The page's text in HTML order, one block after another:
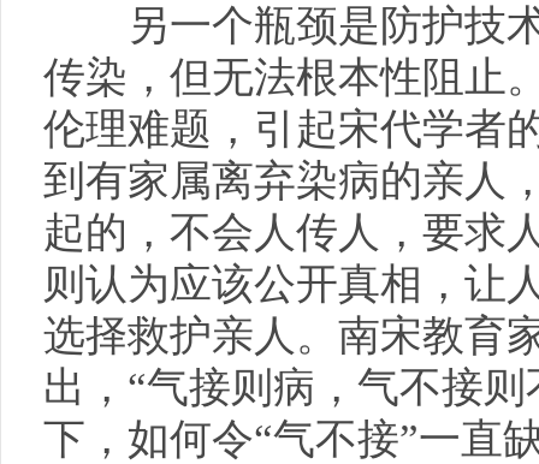
另一个瓶颈是防护技术
传染，但无法根本性阻止
伦理难题，引起宋代学者
到有家属离弃染病的亲人
起的，不会人传人，要求
则认为应该公开真相，让
选择救护亲人。南宋教育
出，“气接则病，气不接
下，如何令“气不接”一直